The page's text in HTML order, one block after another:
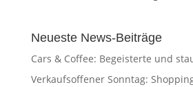
Neueste News-Beiträge
Cars & Coffee: Begeisterte und
Verkaufsoffener Sonntag: